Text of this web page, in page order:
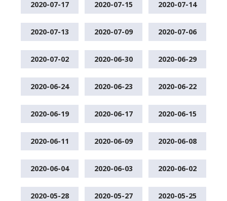
2020-07-17 2020-07-15 2020-07-14
2020-07-13 2020-07-09 2020-07-06
2020-07-02 2020-06-30 2020-06-29
2020-06-24 2020-06-23 2020-06-22
2020-06-19 2020-06-17 2020-06-15
2020-06-11 2020-06-09 2020-06-08
2020-06-04 2020-06-03 2020-06-02
2020-05-28 2020-05-27 2020-05-25